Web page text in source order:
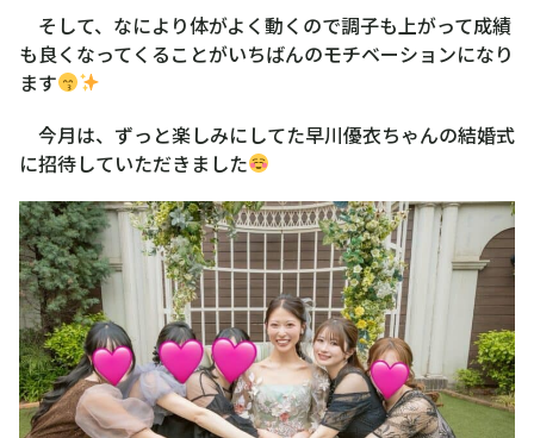
そして、なにより体がよく動くので調子も上がって成績
も良くなってくることがいちばんのモチベーションになり
ます
今月は、ずっと楽しみにしてた早川優衣ちゃんの結婚式
に招待していただきました